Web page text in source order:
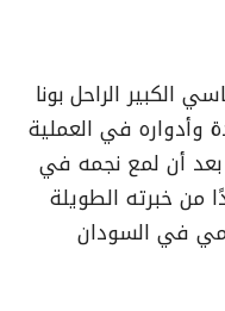
الكبير الراحل بونا
وأدواره في العملية
بعد أن لمع نجمه في
من خبرته الطويلة
في السودان